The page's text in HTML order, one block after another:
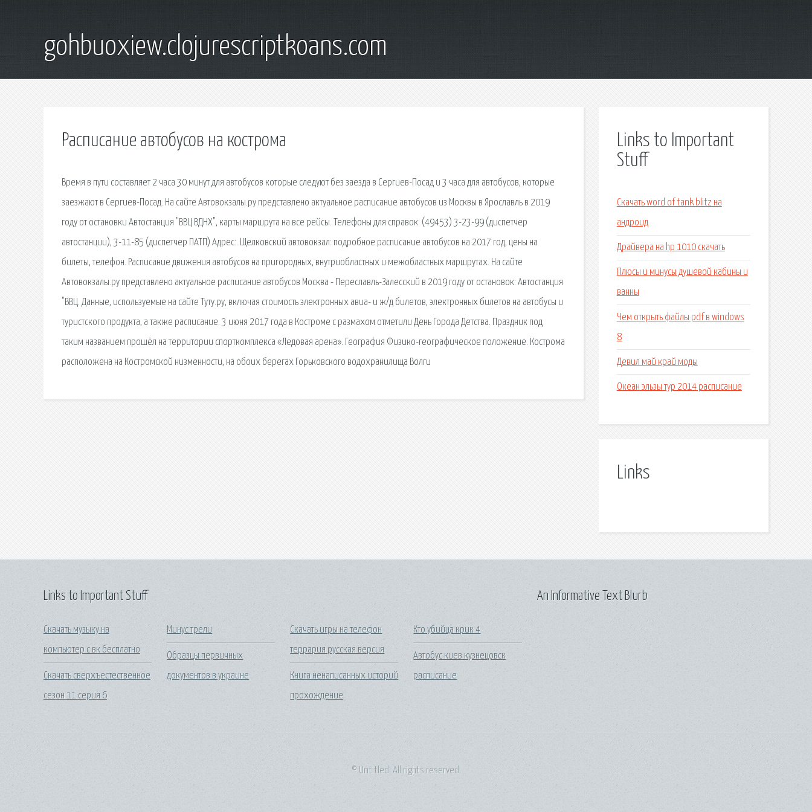
gohbuoxiew.clojurescriptkoans.com
Расписание автобусов на кострома
Время в пути составляет 2 часа 30 минут для автобусов которые следуют без заезда в Сергиев-Посад и 3 часа для автобусов, которые
заезжают в Сергиев-Посад. На сайте Автовокзалы.ру представлено актуальное расписание автобусов из Москвы в Ярославль в 2019
году от остановки Автостанция "ВВЦ ВДНХ", карты маршрута на все рейсы. Телефоны для справок: (49453) 3-23-99 (диспетчер
автостанции), 3-11-85 (диспетчер ПАТП) Адрес:. Щелковский автовокзал: подробное расписание автобусов на 2017 год, цены на
билеты, телефон. Расписание движения автобусов на пригородных, внутриобластных и межобластных маршрутах. На сайте
Автовокзалы.ру представлено актуальное расписание автобусов Москва - Переславль-Залесский в 2019 году от остановок: Автостанция
"ВВЦ. Данные, используемые на сайте Туту.ру, включая стоимость электронных авиа- и ж/д билетов, электронных билетов на автобусы и
туристского продукта, а также расписание. 3 июня 2017 года в Костроме с размахом отметили День Города Детства. Праздник под
таким названием прошёл на территории спорткомплекса «Ледовая арена». География Физико-географическое положение. Кострома
расположена на Костромской низменности, на обоих берегах Горьковского водохранилища Волги
Links to Important
Stuff
Скачать word of tank blitz на
андроид
Драйвера на hp 1010 скачать
Плюсы и минусы душевой кабины и
ванны
Чем открыть файлы pdf в windows
8
Девил май край моды
Океан эльзы тур 2014 расписание
Links
Links to Important Stuff
Скачать музыку на
компьютер с вк бесплатно
Скачать сверхъестественное
сезон 11 серия 6
Минус трели
Образцы первичных
документов в украине
Скачать игры на телефон
террария русская версия
Книга ненаписанных историй
прохождение
Кто убийца крик 4
Автобус киев кузнецовск
расписание
An Informative Text Blurb
© Untitled. All rights reserved.